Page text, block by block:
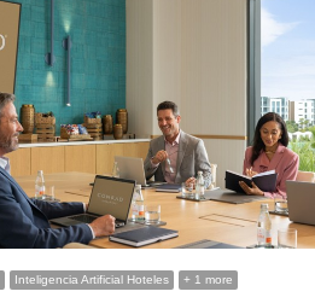
Inteligencia Artificial Hoteles + 1 more